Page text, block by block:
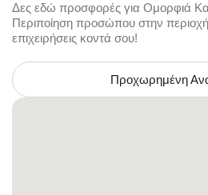
Δες εδώ προσφορές για Ομορφιά
Περιποίηση προσώπου στην
επιχειρήσεις κοντά σου!
Προχωρημένη